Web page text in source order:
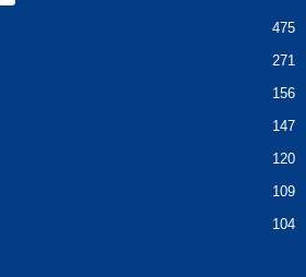
475
271
156
147
120
109
104